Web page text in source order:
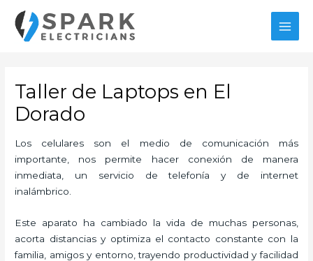
contenido
Taller de Laptops en El
Dorado
Los celulares son el medio de comunicación más
importante, nos permite hacer conexión de manera
inmediata, un servicio de telefonía y de internet
inalámbrico.
Este aparato ha cambiado la vida de muchas personas,
acorta distancias y optimiza el contacto constante con la
familia, amigos y entorno, trayendo productividad y facilidad